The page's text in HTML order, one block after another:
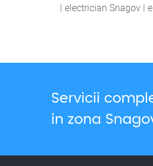
| electrician Snagov |
Servicii
in zona